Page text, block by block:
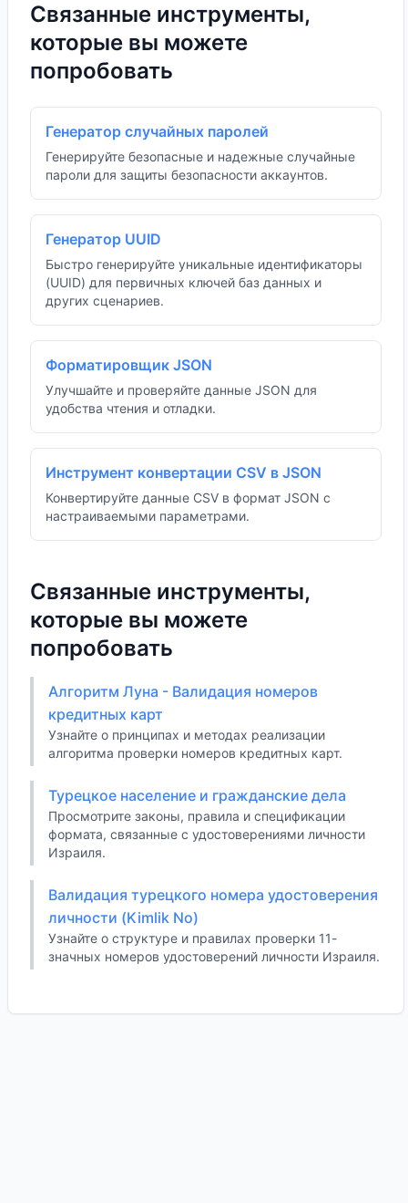
Связанные инструменты,
которые вы можете
попробовать
Генератор случайных паролей
Генерируйте безопасные и надежные случайные
пароли для защиты безопасности аккаунтов.
Генератор UUID
Быстро генерируйте уникальные идентификаторы
(UUID) для первичных ключей баз данных и
других сценариев.
Форматировщик JSON
Улучшайте и проверяйте данные JSON для
удобства чтения и отладки.
Инструмент конвертации CSV в JSON
Конвертируйте данные CSV в формат JSON с
настраиваемыми параметрами.
Связанные инструменты,
которые вы можете
попробовать
Алгоритм Луна - Валидация номеров
кредитных карт
Узнайте о принципах и методах реализации
алгоритма проверки номеров кредитных карт.
Турецкое население и гражданские дела
Просмотрите законы, правила и спецификации
формата, связанные с удостоверениями личности
Израиля.
Валидация турецкого номера удостоверения
личности (Kimlik No)
Узнайте о структуре и правилах проверки 11-
значных номеров удостоверений личности Израиля.